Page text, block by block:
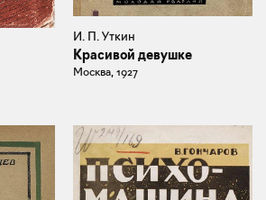
И. П. Уткин
Красивой девушке
Москва, 1927